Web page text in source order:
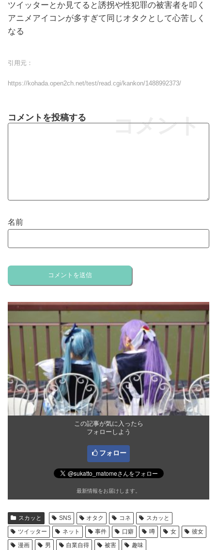
ツイッターとか見てると誘拐や性犯罪の被害者を叩く
アニメアイコンが多すぎて同じオタクとして心苦しく
なる
引用元：
https://kohada.open2ch.net/test/read.cgi/kankon/1488992373/
コメント
コメントを投稿する
名前
この記事が気に入ったら
フォローしよう
フォロー
最新情報をお届けします。
スカッと SNS オタク コネ
スカッと
ツイッター
ネット 事件 口癖 噂 女
彼女
漫画
男 自業自得 被害 趣味